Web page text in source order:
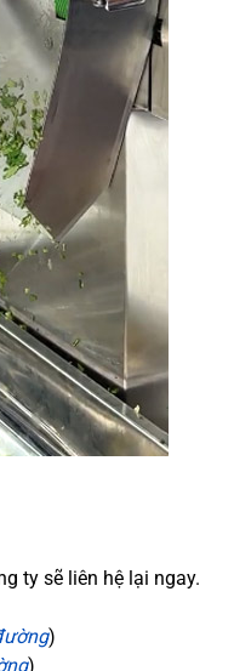
ty sẽ liên hệ lại ngay.
)
)